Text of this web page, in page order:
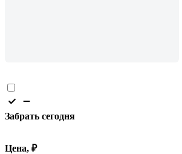
Забрать сегодня
Цена, ₽